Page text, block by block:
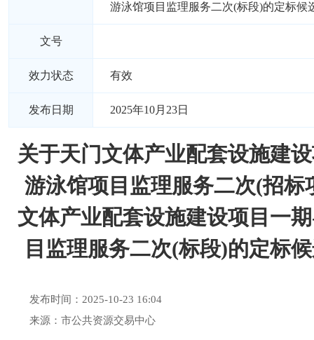
游泳馆项目监理服务二次(标段)的定标候
文号
效力状态 有效
发布日期 2025年10月23日
关于天门文体产业配套设施建
游泳馆项目监理服务二次(招标
文体产业配套设施建设项目一
目监理服务二次(标段)的定标
发布时间：2025-10-23 16:04
来源：市公共资源交易中心